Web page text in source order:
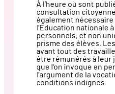
À l’heure où sont
consultation
également nécessaire
l’Éducation nationale
personnels, et non
prisme des élèves.
avant tout des
être rémunérés à leur
que l’on invoque en
l’argument de la
conditions indignes.